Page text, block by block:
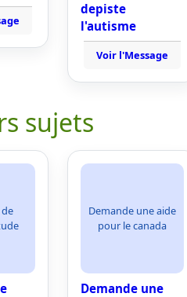
depiste
l'autisme
Voir l'Message
sujets
Demande une aide
pour le canada
Demande une